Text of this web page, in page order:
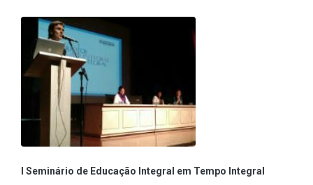
I Seminário de Educação Integral em Tempo Integral